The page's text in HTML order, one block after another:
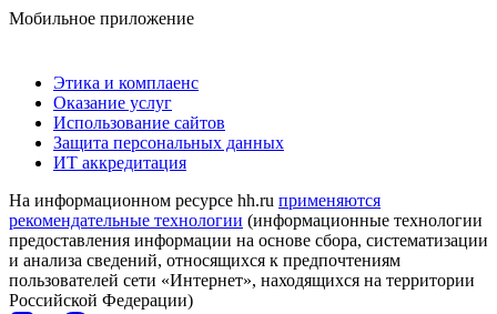
Мобильное приложение
Этика и комплаенс
Оказание услуг
Использование сайтов
Защита персональных данных
ИТ аккредитация
На информационном ресурсе hh.ru применяются
рекомендательные технологии (информационные технологии
предоставления информации на основе сбора, систематизации
и анализа сведений, относящихся к предпочтениям
пользователей сети «Интернет», находящихся на территории
Российской Федерации)